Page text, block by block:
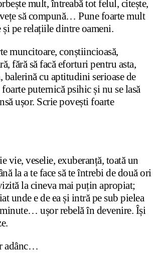
mult, întreabă tot felul, citește,
să compună… Pune foarte mult
și pe relațiile dintre oameni.
muncitoare, conștiincioasă,
fără să facă eforturi pentru asta,
balerină cu aptitudini serioase de
puternică psihic și nu se lasă
ușor. Scrie povești foarte
vie, veselie, exuberanță, toată un
la a te face să te întrebi de două ori
la cineva mai puțin apropiat;
unde e de ea și intră pe sub pielea
ușor rebelă în devenire. Își
adânc…